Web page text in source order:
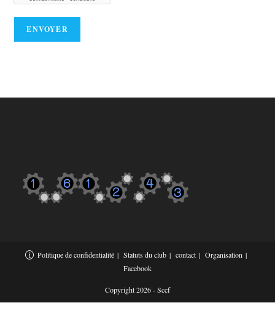
Politique de confidentialité Statuts du club contact
Organisation
Facebook
Copyright 2026 - Sccf